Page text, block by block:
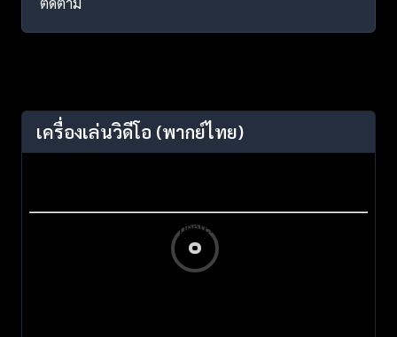
เครื่องเล่นวิดีโอ (พากย์ไทย)